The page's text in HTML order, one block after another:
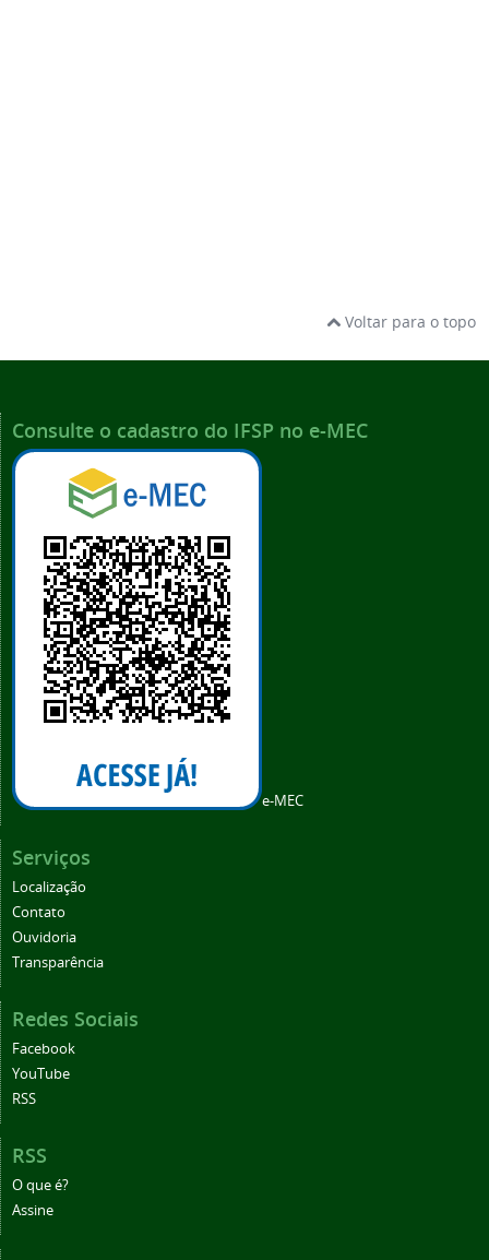
Voltar para o topo
Consulte o cadastro do IFSP no e-MEC
e-MEC
Serviços
Localização
Contato
Ouvidoria
Transparência
Redes Sociais
Facebook
YouTube
RSS
RSS
O que é?
Assine